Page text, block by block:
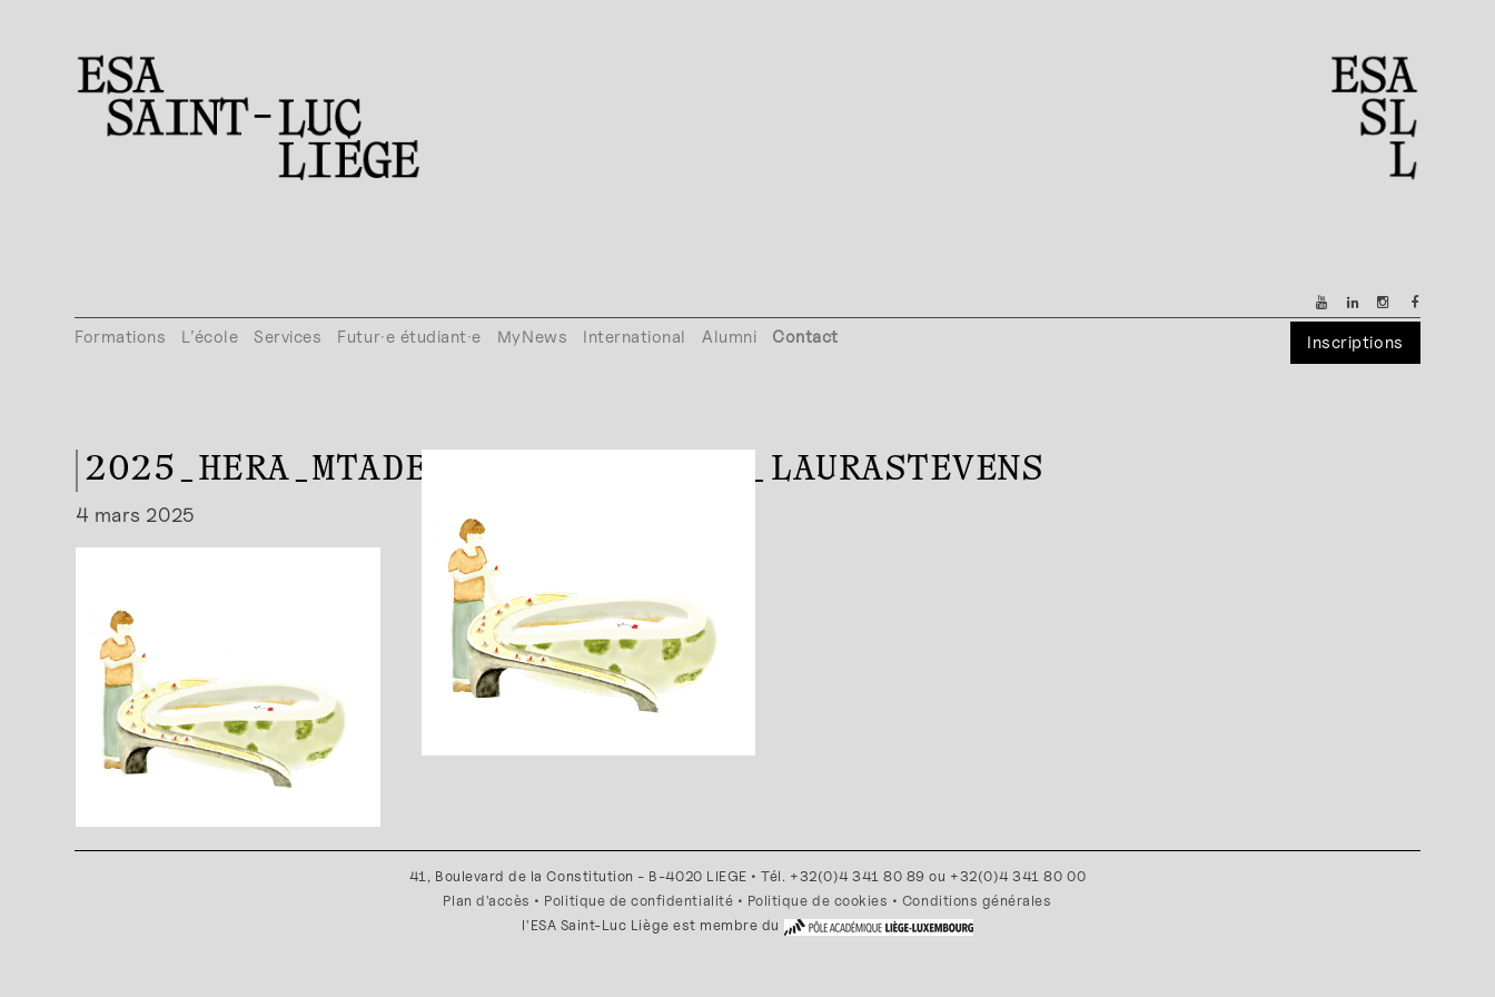
Formations L’école Services Futur·e étudiant·e MyNews International Alumni Contact Inscriptions
2025_HERA_MTADESIGN_04_ILLU02_LAURASTEVENS
4 mars 2025
41, Boulevard de la Constitution - B-4020 LIEGE • Tél. +32(0)4 341 80 89 ou +32(0)4 341 80 00
Plan d'accès • Politique de confidentialité • Politique de cookies • Conditions générales
l'ESA Saint-Luc Liège est membre du